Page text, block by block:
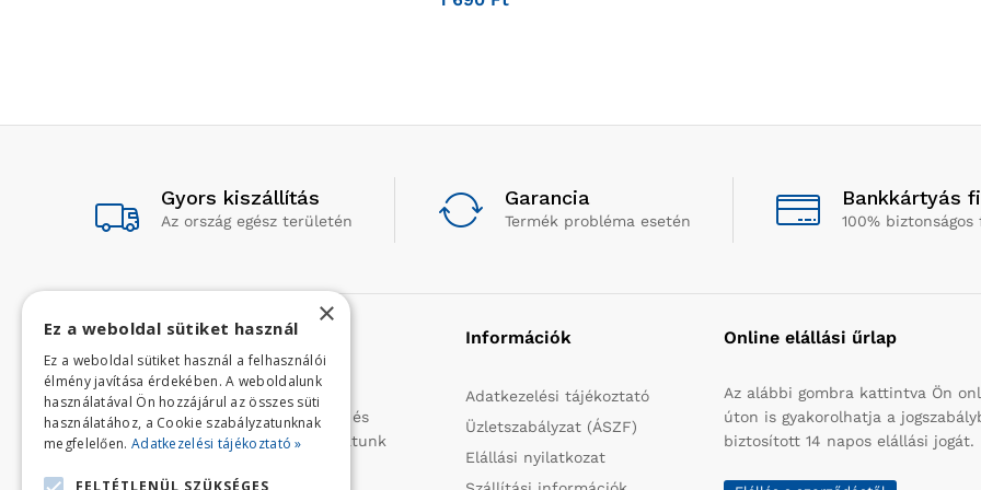
Gyors kiszállítás
Az ország egész területén
Garancia
Termék probléma esetén
Bankkártyás
100% biztonságos
Rólunk
Profilunk a mezőgazdasági, kerti
kisgépek és egyéb iparcikkek kis- és
nagykereskedelme. 1991 óta folytatunk
Információk
Adatkezelési tájékoztató
Üzletszabályzat (ÁSZF)
Elállási nyilatkozat
Online elállási űrlap
Az alábbi gombra kattintva Ön
úton is gyakorolhatja a
biztosított 14 napos elállási jogát.
×
Ez a weboldal sütiket használ
Ez a weboldal sütiket használ a felhasználói
élmény javítása érdekében. A weboldalunk
használatával Ön hozzájárul az összes süti
használatához, a Cookie szabályzatunknak
megfelelően. Adatkezelési tájékoztató »
FELTÉTLENÜL SZÜKSÉGES